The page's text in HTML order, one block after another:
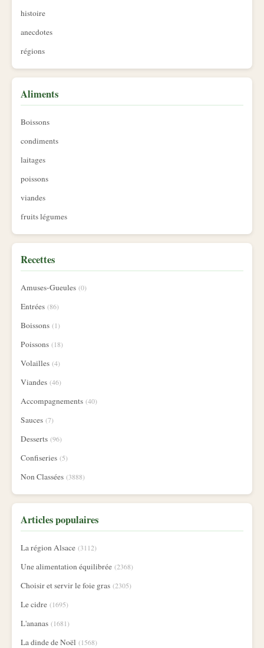
histoire
anecdotes
régions
Aliments
Boissons
condiments
laitages
poissons
viandes
fruits légumes
Recettes
Amuses-Gueules (0)
Entrées (86)
Boissons (1)
Poissons (18)
Volailles (4)
Viandes (46)
Accompagnements (40)
Sauces (7)
Desserts (96)
Confiseries (5)
Non Classées (3888)
Articles populaires
La région Alsace (3112)
Une alimentation équilibrée (2368)
Choisir et servir le foie gras (2305)
Le cidre (1695)
L'ananas (1681)
La dinde de Noël (1568)